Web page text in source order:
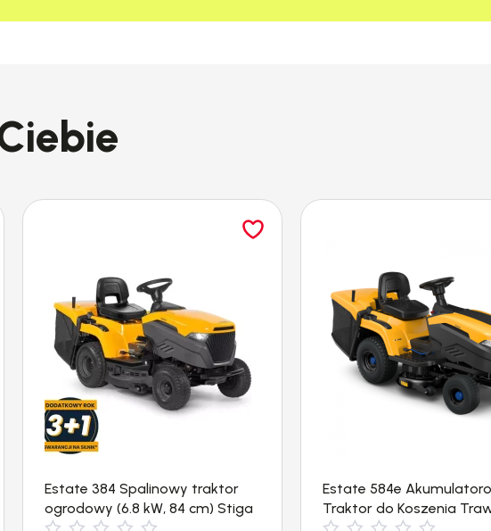
co jest idealne do cięcia wzdłużnego i poprzecznego.
– wystarczy zwolnić blokadę za pomocą dźwigni
umożliwia ciągłą pracę bez konieczności ponownego
i przechowywanie
szybki demontaż urządzenia, co ułatwia jego
można szybko zdemontować urządzenie, co
nie potrzeba żadnych narzędzi. Dodatkowo, do
pozycja uchwytu umożliwia łatwe i precyzyjne
Estate 384 Spalinowy traktor
ogrodowy (6.8 kW, 84 cm) Stiga
Estate 584e
Traktor do Koszenia